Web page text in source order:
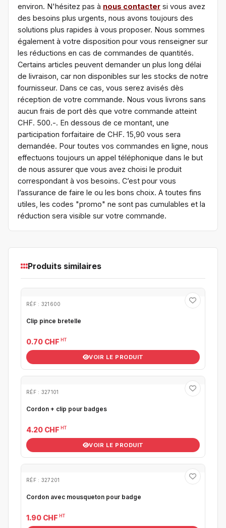
environ. N'hésitez pas à nous contacter si vous avez
des besoins plus urgents, nous avons toujours des
solutions plus rapides à vous proposer. Nous sommes
également à votre disposition pour vous renseigner sur
les réductions en cas de commandes de quantités.
Certains articles peuvent demander un plus long délai
de livraison, car non disponibles sur les stocks de notre
fournisseur. Dans ce cas, vous serez avisés dès
réception de votre commande. Nous vous livrons sans
aucun frais de port dès que votre commande atteint
CHF. 500.-. En dessous de ce montant, une
participation forfaitaire de CHF. 15,90 vous sera
demandée. Pour toutes vos commandes en ligne, nous
effectuons toujours un appel téléphonique dans le but
de nous assurer que vous avez choisi le produit
correspondant à vos besoins. C’est pour vous
l’assurance de faire le ou les bons choix. A toutes fins
utiles, les codes "promo" ne sont pas cumulables et la
réduction sera visible sur votre commande.
Produits similaires
RÉF : 321600
Clip pince bretelle
0.70 CHF HT
VOIR LE PRODUIT
RÉF : 327101
Cordon + clip pour badges
4.20 CHF HT
VOIR LE PRODUIT
RÉF : 327201
Cordon avec mousqueton pour badge
1.90 CHF HT